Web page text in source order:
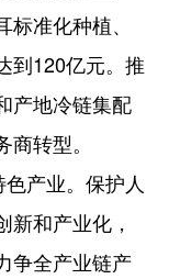
准化种植、
到120亿元。推
产地冷链集配
转型。
色产业。保护人
新和产业化，
争全产业链产